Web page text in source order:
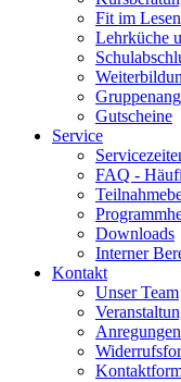
Fit im
Lehrküche
Gutscheine
Service
FAQ -
Downloads
Interner
Kontakt
Unser Team